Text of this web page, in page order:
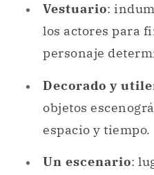
Vestuario:
los actores para
personaje
Decorado y
objetos
espacio y tiempo.
Un escenario: